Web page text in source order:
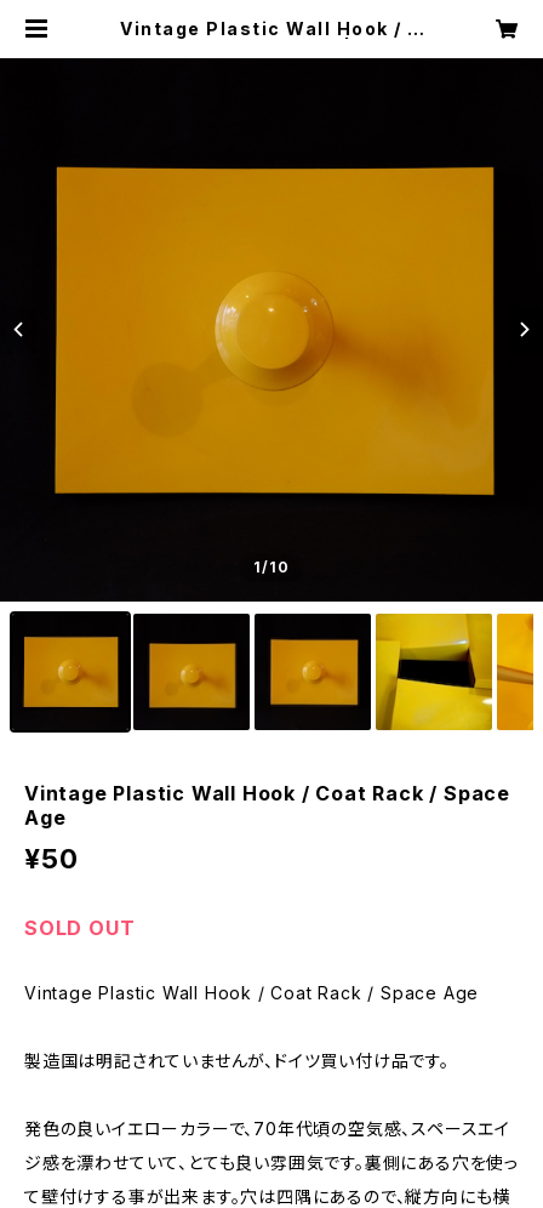
Vintage Plastic Wall Hook / C
1/10
Vintage Plastic Wall Hook / Coat Rack / Space
Age
¥50
SOLD OUT
Vintage Plastic Wall Hook / Coat Rack / Space Age
製造国は明記されていませんが、ドイツ買い付け品です。
発色の良いイエローカラーで、70年代頃の空気感、スペースエイ
ジ感を漂わせていて、とても良い雰囲気です。裏側にある穴を使っ
て壁付けする事が出来ます。穴は四隅にあるので、縦方向にも横